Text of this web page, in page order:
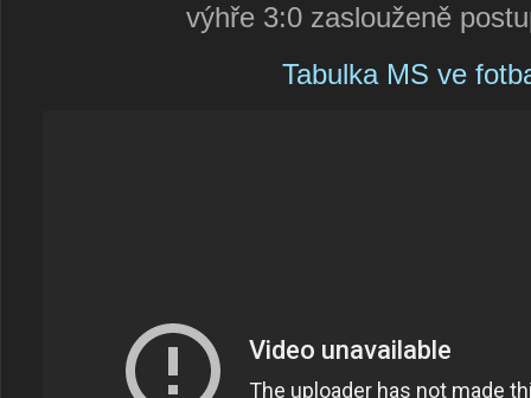
výhře 3:0 zaslouženě
Tabulka MS ve